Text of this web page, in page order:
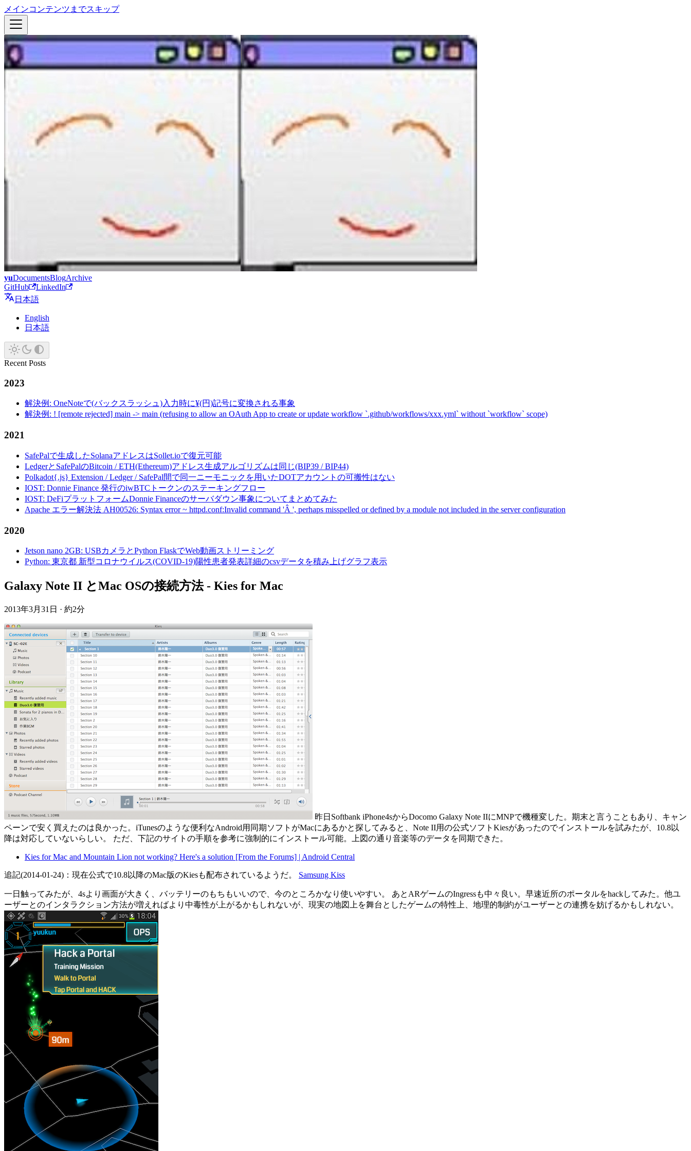
メインコンテンツまでスキップ
yuDocumentsBlogArchive
GitHub
LinkedIn
日本語
English
日本語
Recent Posts
2023
解決例: OneNoteで(バックスラッシュ)入力時に¥(円)記号に変換される事象
解決例: ! [remote rejected] main -> main (refusing to allow an OAuth App to create or update workflow `.github/workflows/xxx.yml` without `workflow` scope)
2021
SafePalで生成したSolanaアドレスはSollet.ioで復元可能
LedgerとSafePalのBitcoin / ETH(Ethereum)アドレス生成アルゴリズムは同じ(BIP39 / BIP44)
Polkadot{.js} Extension / Ledger / SafePal間で同一ニーモニックを用いたDOTアカウントの可搬性はない
IOST: Donnie Finance 発行のiwBTCトークンのステーキングフロー
IOST: DeFiプラットフォームDonnie Financeのサーバダウン事象についてまとめてみた
Apache エラー解決法 AH00526: Syntax error ~ httpd.conf:Invalid command 'Â ', perhaps misspelled or defined by a module not included in the server configuration
2020
Jetson nano 2GB: USBカメラとPython FlaskでWeb動画ストリーミング
Python: 東京都 新型コロナウイルス(COVID-19)陽性患者発表詳細のcsvデータを積み上げグラフ表示
Galaxy Note II とMac OSの接続方法 - Kies for Mac
2013年3月31日 · 約2分
昨日Softbank iPhone4sからDocomo Galaxy Note IIにMNPで機種変した。期末と言うこともあり、キャン
ペーンで安く買えたのは良かった。iTunesのような便利なAndroid用同期ソフトがMacにあるかと探してみると、Note II用の公式ソフトKiesがあったのでインストールを試みたが、10.8以
降は対応していないらしい。 ただ、下記のサイトの手順を参考に強制的にインストール可能。上図の通り音楽等のデータを同期できた。
Kies for Mac and Mountain Lion not working? Here's a solution [From the Forums] | Android Central
追記(2014-01-24)：現在公式で10.8以降のMac版のKiesも配布されているようだ。 Samsung Kiss
一日触ってみたが、4sより画面が大きく、バッテリーのもちもいいので、今のところかなり使いやすい。 あとARゲームのIngressも中々良い。早速近所のポータルをhackしてみた。他ユ
ーザーとのインタラクション方法が増えればより中毒性が上がるかもしれないが、現実の地図上を舞台としたゲームの特性上、地理的制約がユーザーとの連携を妨げるかもしれない。